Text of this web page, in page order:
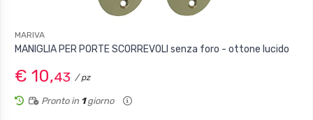
MARIVA
MANIGLIA PER PORTE SCORREVOLI senza foro - ottone lucido
€ 10,43 / pz
Pronto in 1giorno